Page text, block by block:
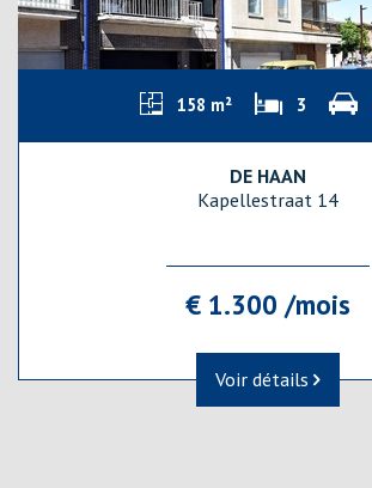
158 m² 3
DE HAAN
Kapellestraat 14
€ 1.300 /mois
Voir détails